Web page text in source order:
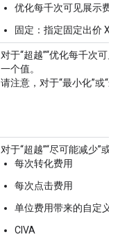
优化每千次可见展示费
固定：指定固定出价 X
对于“超越”“优化每千次可
一个值。
请注意，对于“最小化”或“
对于“超越”“尽可能减少”或
每次转化费用
每次点击费用
单位费用带来的自定义
CIVA